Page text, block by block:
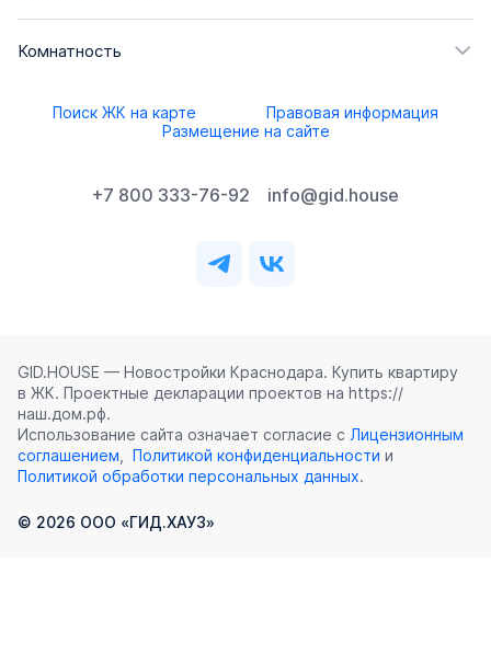
Комнатность
Поиск ЖК на карте
Правовая информация
Размещение на сайте
+7 800 333-76-92 info@gid.house
GID.HOUSE — Новостройки Краснодара. Купить квартиру
в ЖК. Проектные декларации проектов на https://
наш.дом.рф.
Использование сайта означает согласие с Лицензионным
соглашением, Политикой конфиденциальности и
Политикой обработки персональных данных.
© 2026 ООО «ГИД.ХАУЗ»